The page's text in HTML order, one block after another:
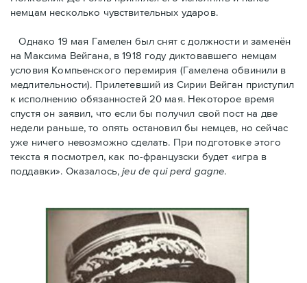
немцам несколько чувствительных ударов.
Однако 19 мая Гамелен был снят с должности и заменён
на Максима Вейгана, в 1918 году диктовавшего немцам
условия Компьенского перемирия (Гамелена обвинили в
медлительности). Прилетевший из Сирии Вейган приступил
к исполнению обязанностей 20 мая. Hекоторое время
спустя oн заявил, что если бы получил свой пост на две
недели раньше, то опять остановил бы немцев, но сейчас
уже ничего невозможно сделать. При подготовке этого
текста я посмотрел, как по-французски будет «игра в
поддавки». Оказалось,jeu de qui perd gagne.